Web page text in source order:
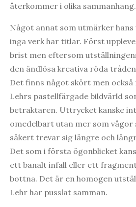
återkommer i olika sammanhang.
Något annat som utmärker
inga verk har titlar. Först
brist men eftersom
den ändlösa kreativa röda
Det finns något skört men
Lehrs pastellfärgade bildvärld
betraktaren. Uttrycket kanske
omedelbart utan mer som vågor
säkert trevar sig längre och
Det som i första ögonblicket
ett banalt infall eller ett
bottna. Det är en homogen
Lehr har pusslat samman.